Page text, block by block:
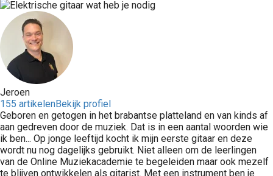
Jeroen
155 artikelenBekijk profiel
Geboren en getogen in het brabantse platteland en van kinds af
aan gedreven door de muziek. Dat is in een aantal woorden wie
ik ben... Op jonge leeftijd kocht ik mijn eerste gitaar en deze
wordt nu nog dagelijks gebruikt. Niet alleen om de leerlingen
van de Online Muziekacademie te begeleiden maar ook mezelf
te blijven ontwikkelen als gitarist. Met een instrument ben je